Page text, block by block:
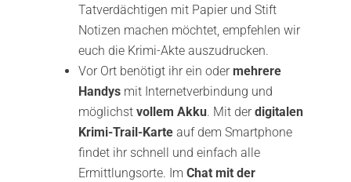
Tatverdächtigen mit Papier und Stift
Notizen machen möchtet, empfehlen wir
euch die Krimi-Akte auszudrucken.
Vor Ort benötigt ihr ein odermehrere
Handys mit Internetverbindung und
möglichst vollem Akku. Mit derdigitalen
Krimi-Trail-Karte auf dem Smartphone
findet ihr schnell und einfach alle
Ermittlungsorte. Im Chat mit der